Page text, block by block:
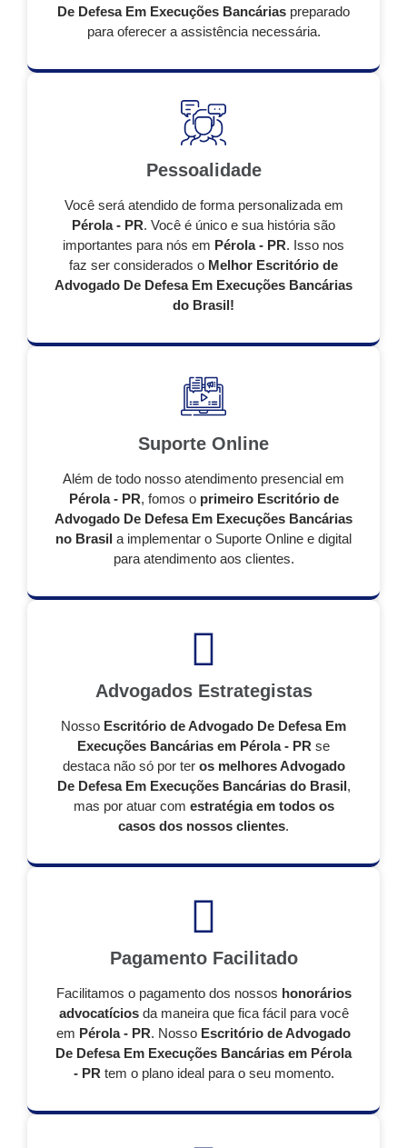
De Defesa Em Execuções Bancárias preparado
para oferecer a assistência necessária.
Pessoalidade
Você será atendido de forma personalizada em
Pérola - PR. Você é único e sua história são
importantes para nós em Pérola - PR. Isso nos
faz ser considerados o Melhor Escritório de
Advogado De Defesa Em Execuções Bancárias
do Brasil!
Suporte Online
Além de todo nosso atendimento presencial em
Pérola - PR, fomos o primeiro Escritório de
Advogado De Defesa Em Execuções Bancárias
no Brasil a implementar o Suporte Online e digital
para atendimento aos clientes.
Advogados Estrategistas
Nosso Escritório de Advogado De Defesa Em
Execuções Bancárias em Pérola - PR se
destaca não só por ter os melhores Advogado
De Defesa Em Execuções Bancárias do Brasil,
mas por atuar com estratégia em todos os
casos dos nossos clientes.
Pagamento Facilitado
Facilitamos o pagamento dos nossos honorários
advocatíciosda maneira que fica fácil para você
em Pérola - PR. Nosso Escritório de Advogado
De Defesa Em Execuções Bancárias em Pérola
- PR tem o plano ideal para o seu momento.